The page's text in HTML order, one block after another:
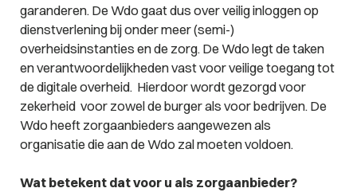
garanderen. De Wdo gaat dus over veilig inloggen op
dienstverlening bij onder meer (semi-)
overheidsinstanties en de zorg. De Wdo legt de taken
en verantwoordelijkheden vast voor veilige toegang tot
de digitale overheid. Hierdoor wordt gezorgd voor
zekerheid voor zowel de burger als voor bedrijven. De
Wdo heeft zorgaanbieders aangewezen als
organisatie die aan de Wdo zal moeten voldoen.
Wat betekent dat voor u als zorgaanbieder?